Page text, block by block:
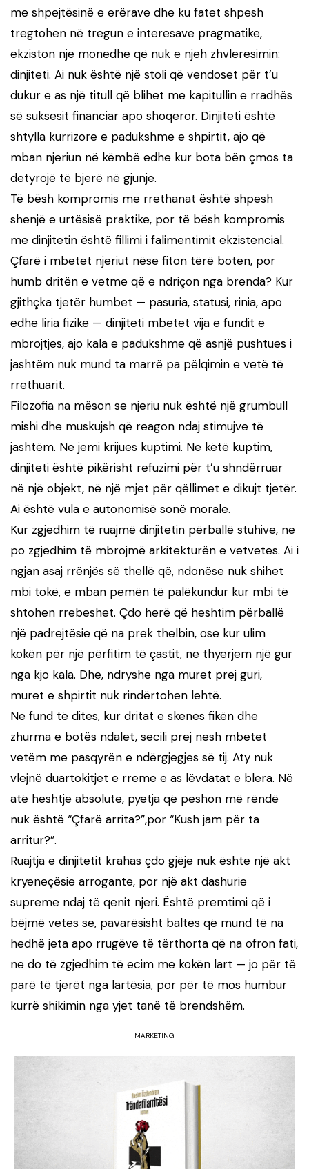
me shpejtësinë e erërave dhe ku fatet shpesh
tregtohen në tregun e interesave pragmatike,
ekziston një monedhë që nuk e njeh zhvlerësimin:
dinjiteti. Ai nuk është një stoli që vendoset për t’u
dukur e as një titull që blihet me kapitullin e rradhës
së suksesit financiar apo shoqëror. Dinjiteti është
shtylla kurrizore e padukshme e shpirtit, ajo që
mban njeriun në këmbë edhe kur bota bën çmos ta
detyrojë të bjerë në gjunjë.
Të bësh kompromis me rrethanat është shpesh
shenjë e urtësisë praktike, por të bësh kompromis
me dinjitetin është fillimi i falimentimit ekzistencial.
Çfarë i mbetet njeriut nëse fiton tërë botën, por
humb dritën e vetme që e ndriçon nga brenda? Kur
gjithçka tjetër humbet — pasuria, statusi, rinia, apo
edhe liria fizike — dinjiteti mbetet vija e fundit e
mbrojtjes, ajo kala e padukshme që asnjë pushtues i
jashtëm nuk mund ta marrë pa pëlqimin e vetë të
rrethuarit.
Filozofia na mëson se njeriu nuk është një grumbull
mishi dhe muskujsh që reagon ndaj stimujve të
jashtëm. Ne jemi krijues kuptimi. Në këtë kuptim,
dinjiteti është pikërisht refuzimi për t’u shndërruar
në një objekt, në një mjet për qëllimet e dikujt tjetër.
Ai është vula e autonomisë sonë morale.
Kur zgjedhim të ruajmë dinjitetin përballë stuhive, ne
po zgjedhim të mbrojmë arkitekturën e vetvetes. Ai i
ngjan asaj rrënjës së thellë që, ndonëse nuk shihet
mbi tokë, e mban pemën të palëkundur kur mbi të
shtohen rrebeshet. Çdo herë që heshtim përballë
një padrejtësie që na prek thelbin, ose kur ulim
kokën për një përfitim të çastit, ne thyerjem një gur
nga kjo kala. Dhe, ndryshe nga muret prej guri,
muret e shpirtit nuk rindërtohen lehtë.
Në fund të ditës, kur dritat e skenës fikën dhe
zhurma e botës ndalet, secili prej nesh mbetet
vetëm me pasqyrën e ndërgjegjes së tij. Aty nuk
vlejnë duartokitjet e rreme e as lëvdatat e blera. Në
atë heshtje absolute, pyetja që peshon më rëndë
nuk është “Çfarë arrita?”,por “Kush jam për ta
arritur?”.
Ruajtja e dinjitetit krahas çdo gjëje nuk është një akt
kryeneçësie arrogante, por një akt dashurie
supreme ndaj të qenit njeri. Është premtimi që i
bëjmë vetes se, pavarësisht baltës që mund të na
hedhë jeta apo rrugëve të tërthorta që na ofron fati,
ne do të zgjedhim të ecim me kokën lart — jo për të
parë të tjerët nga lartësia, por për të mos humbur
kurrë shikimin nga yjet tanë të brendshëm.
MARKETING